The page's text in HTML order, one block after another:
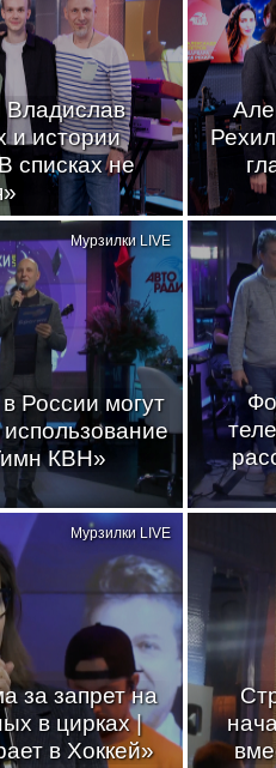
Владислав
и истории
списках не
России могут
КВН»
Мурзилки LIVE
за запрет на
в цирках |
в Хоккей»
Мурзилки LIVE